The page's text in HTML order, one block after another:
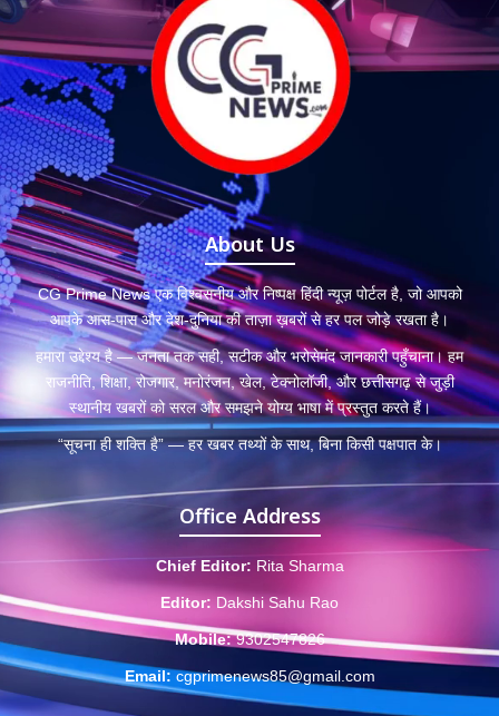
About Us
CG Prime News एक विश्वसनीय और निष्पक्ष हिंदी न्यूज़ पोर्टल है, जो आपको
आपके आस-पास और देश-दुनिया की ताज़ा ख़बरों से हर पल जोड़े रखता है।
हमारा उद्देश्य है — जनता तक सही, सटीक और भरोसेमंद जानकारी पहुँचाना। हम
राजनीति, शिक्षा, रोजगार, मनोरंजन, खेल, टेक्नोलॉजी, और छत्तीसगढ़ से जुड़ी
स्थानीय खबरों को सरल और समझने योग्य भाषा में प्रस्तुत करते हैं।
“सूचना ही शक्ति है” — हर खबर तथ्यों के साथ, बिना किसी पक्षपात के।
Office Address
Chief Editor: Rita Sharma
Editor: Dakshi Sahu Rao
Mobile: 9302547826
Email: cgprimenews85@gmail.com